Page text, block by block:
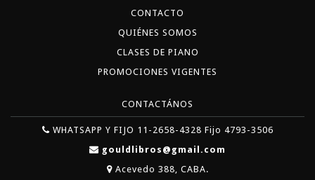
CONTACTO
QUIÉNES SOMOS
CLASES DE PIANO
PROMOCIONES VIGENTES
CONTACTÁNOS
WHATSAPP Y FIJO 11-2658-4328 Fijo 4793-3506
gouldlibros@gmail.com
Acevedo 388, CABA.